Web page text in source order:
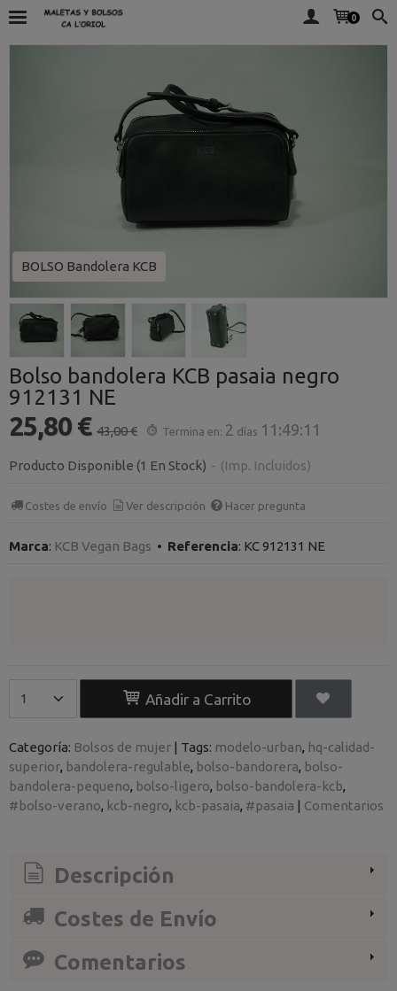
0
BOLSO Bandolera KCB
Bolso bandolera KCB pasaia negro
912131 NE
25,80 € 43,00 € Termina en: 2 días 11:49:11
Producto Disponible (1 En Stock) - (Imp. Incluidos)
Costes de envío Ver descripción Hacer pregunta
Marca: KCB Vegan Bags • Referencia: KC 912131 NE
Añadir a Carrito
Categoría: Bolsos de mujer | Tags: modelo-urban hq-calidad-
superior bandolera-regulable bolso-bandorera bolso-
bandolera-pequeno bolso-ligero bolso-bandolera-kcb
#bolso-verano kcb-negro kcb-pasaia #pasaia | Comentarios
Descripción
Costes de Envío
Comentarios